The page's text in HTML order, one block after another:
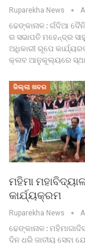
Ruparekha News
ଢେଙ୍କାନାଳ : ଗଁଦିଆ
ର ସଭାପତି ମହେନ୍ଦ୍ର
ଅଧିକାରୀ ରୂପେ
କ୍ଲବ ଆନୁକୂଲ୍ୟରେ
ଜିଲ୍ଲା ଖବର
ମହିମା
କାର୍ଯ୍ୟକ୍ରମ
Ruparekha News
ଢେଙ୍କାନାଳ :
ଦିନ ଧରି ଜାତୀୟ ସେବା